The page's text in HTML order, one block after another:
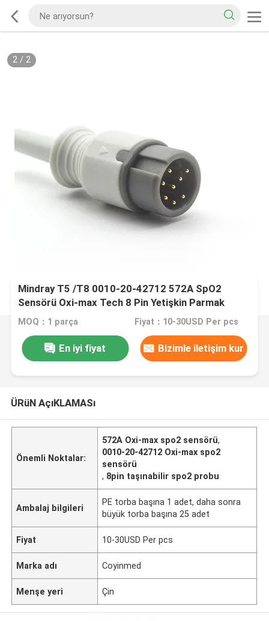
2/ 2
Mindray T5 /T8 0010-20-42712 572A SpO2
Sensörü Oxi-max Tech 8 Pin Yetişkin Parmak
Klipsi Taşınabilir Spo2 Probu
MOQ：1 parça Fiyat：10-30USD Per pcs
En iyi fiyat Bizimle iletişim kur
ÜRüN AçıKLAMASı
Önemli Noktalar:
572A Oxi-max spo2 sensörü,
0010-20-42712 Oxi-max spo2
sensörü
, 8pin taşınabilir spo2 probu
Ambalaj bilgileri
PE torba başına 1 adet, daha sonra
büyük torba başına 25 adet
Fiyat 10-30USD Per pcs
Marka adı Coyinmed
Menşe yeri Çin